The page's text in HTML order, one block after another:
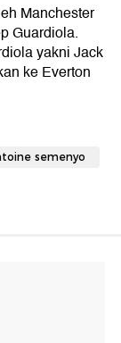
Manchester
Guardiola.
yakni Jack
ke Everton
semenyo